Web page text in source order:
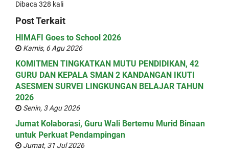
Dibaca 328 kali
Post Terkait
HIMAFI Goes to School 2026
Kamis, 6 Agu 2026
KOMITMEN TINGKATKAN MUTU PENDIDIKAN, 42
GURU DAN KEPALA SMAN 2 KANDANGAN IKUTI
ASESMEN SURVEI LINGKUNGAN BELAJAR TAHUN
2026
Senin, 3 Agu 2026
Jumat Kolaborasi, Guru Wali Bertemu Murid Binaan
untuk Perkuat Pendampingan
Jumat, 31 Jul 2026